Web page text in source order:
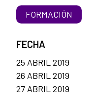
FORMACIÓN
FECHA
25 ABRIL 2019
26 ABRIL 2019
27 ABRIL 2019